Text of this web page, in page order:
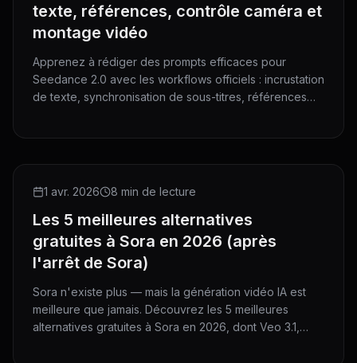
texte, références, contrôle caméra et
montage vidéo
Apprenez à rédiger des prompts efficaces pour
Seedance 2.0 avec les workflows officiels : incrustation
de texte, synchronisation de sous-titres, références
ROUNDUP
1 avr. 2026 8 min de lecture
Les 5 meilleures alternatives
gratuites à Sora en 2026 (après
l'arrêt de Sora)
Sora n'existe plus — mais la génération vidéo IA est
meilleure que jamais. Découvrez les 5 meilleures
alternatives gratuites à Sora en 2026, dont Veo 3.1,